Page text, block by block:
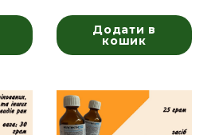
Додати в
кошик